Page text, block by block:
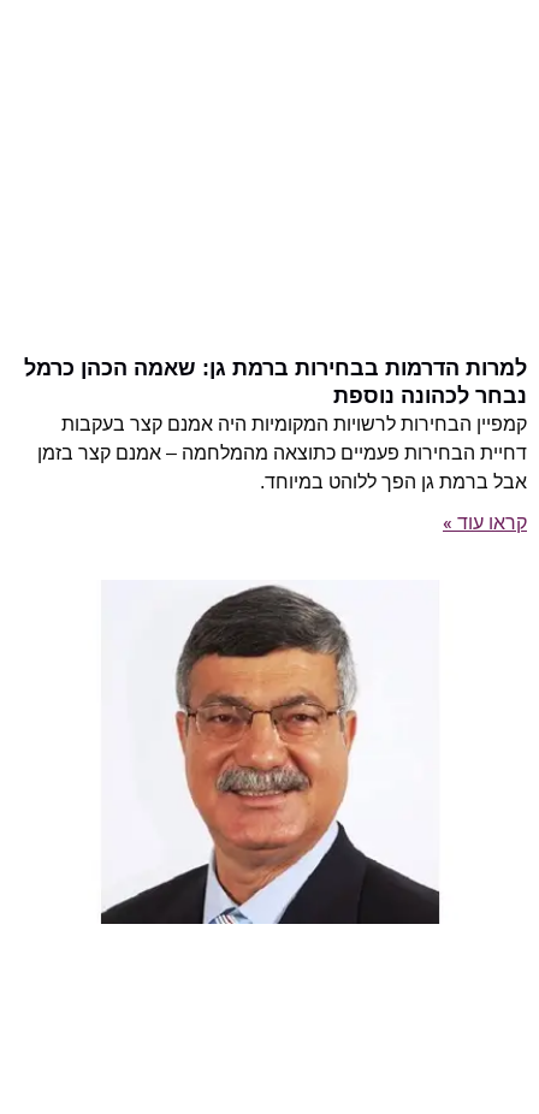
למרות הדרמות בבחירות ברמת גן: שאמה הכהן כרמל
נבחר לכהונה נוספת
קמפיין הבחירות לרשויות המקומיות היה אמנם קצר בעקבות
דחיית הבחירות פעמיים כתוצאה מהמלחמה – אמנם קצר בזמן
אבל ברמת גן הפך ללוהט במיוחד.
קראו עוד »